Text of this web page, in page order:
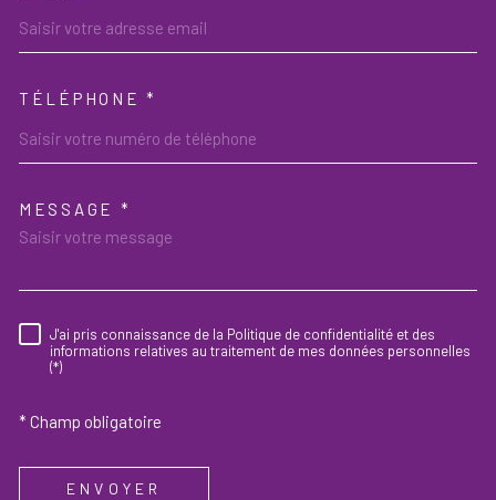
TÉLÉPHONE *
MESSAGE *
RÈGLEMENTATION
J'ai pris connaissance de la Politique de confidentialité et des
informations relatives au traitement de mes données personnelles
(*)
* Champ obligatoire
ENVOYER